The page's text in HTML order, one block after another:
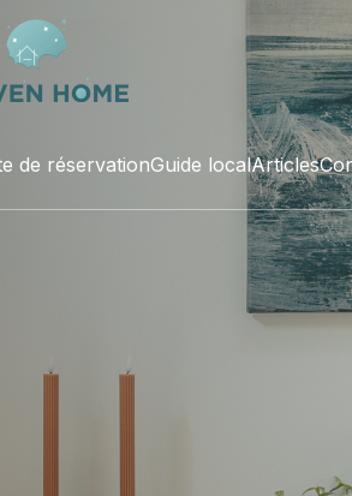
de réservationGuide localArticles